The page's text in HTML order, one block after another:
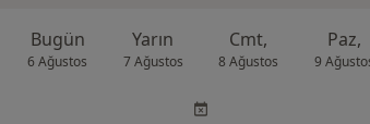
Bugün
6 Ağustos
Yarın
7 Ağustos
Cmt,
8 Ağustos
Paz,
9